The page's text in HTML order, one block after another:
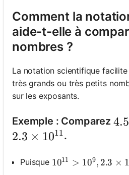
Comment la
aide-t-elle à
nombres ?
La notation scientifique
très grands ou très petits
sur les exposants.
Exemple : Comparez 4.5
2.3 \times 10^{11}
2.3 × 1011.
Puisque 10^{11}>10^9,
1011 > 109, 2.3 × 1